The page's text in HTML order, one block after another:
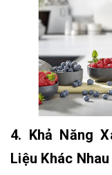
4. Khả Năng
Liệu Khác Nhau